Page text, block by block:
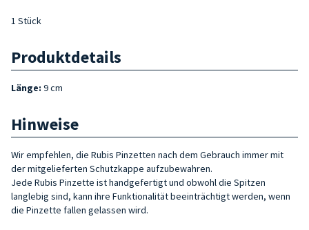
1 Stück
Produktdetails
Länge: 9 cm
Hinweise
Wir empfehlen, die Rubis Pinzetten nach dem Gebrauch immer mit
der mitgelieferten Schutzkappe aufzubewahren.
Jede Rubis Pinzette ist handgefertigt und obwohl die Spitzen
langlebig sind, kann ihre Funktionalität beeinträchtigt werden, wenn
die Pinzette fallen gelassen wird.